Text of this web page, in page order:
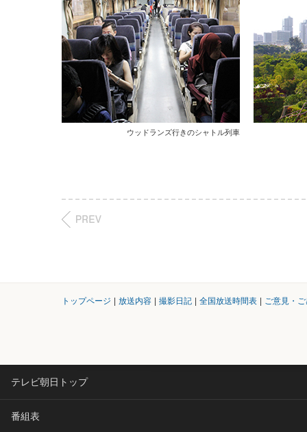
ウッドランズ行きのシャトル列車
トップページ 放送内容 撮影日記 全国放送時間表 ご意見・
テレビ朝日トップ
番組表